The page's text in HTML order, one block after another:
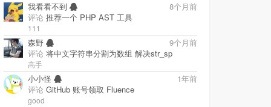
我看看不到
8个月前
评论 推荐一个 PHP AST 工具
111
森野
9个月前
评论 将中文字符串分割为数组 解决str_sp
高手
小小怪
1年前
评论 GitHub 账号领取 Fluence
good